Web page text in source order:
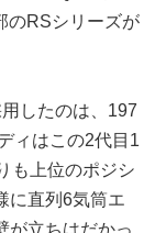
のRSシリーズが
したのは、197
ィはこの2代目1
も上位のポジシ
に直列6気筒エ
が立ちはだかっ